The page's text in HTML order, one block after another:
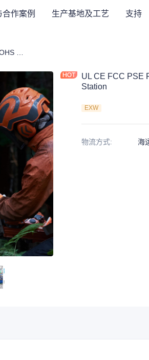
作案例 生产基地及工艺 支持
UL CE FCC PSE
Station
EXW
物流方式: 海